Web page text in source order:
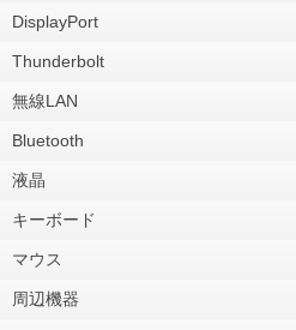
DisplayPort
Thunderbolt
無線LAN
Bluetooth
液晶
キーボード
マウス
周辺機器